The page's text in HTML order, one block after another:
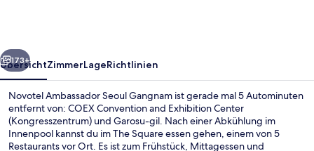
Weiter
173+
ÜbersichtZimmerLageRichtlinien
Novotel Ambassador Seoul Gangnam ist gerade mal 5 Autominuten
entfernt von: COEX Convention and Exhibition Center
(Kongresszentrum) und Garosu-gil. Nach einer Abkühlung im
Innenpool kannst du im The Square essen gehen, einem von 5
Restaurants vor Ort. Es ist zum Frühstück, Mittagessen und